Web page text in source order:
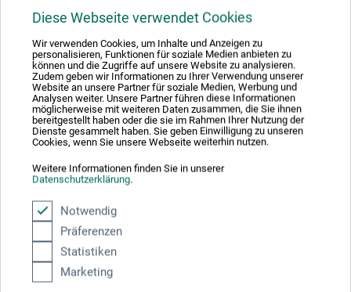
Diese Webseite verwendet Cookies
Wir verwenden Cookies, um Inhalte und Anzeigen zu
personalisieren, Funktionen für soziale Medien anbieten zu
können und die Zugriffe auf unsere Website zu analysieren.
Zudem geben wir Informationen zu Ihrer Verwendung unserer
Website an unsere Partner für soziale Medien, Werbung und
Analysen weiter. Unsere Partner führen diese Informationen
möglicherweise mit weiteren Daten zusammen, die Sie ihnen
bereitgestellt haben oder die sie im Rahmen Ihrer Nutzung der
Dienste gesammelt haben. Sie geben Einwilligung zu unseren
Cookies, wenn Sie unsere Webseite weiterhin nutzen.
Weitere Informationen finden Sie in unserer
Datenschutzerklärung.
Notwendig
Präferenzen
Statistiken
Marketing
Silikon-Vernetzer: Achtung! Flüssigkeit und Dampf
entzündbar. Gesundheitsschädlich bei Einatmen.
Verursacht schwere Augenreizung. Kann das
Immunsystem schädigen. Expositionsweg:
Verschlucken. Kann die Atemwege reizen.
Downloads
Hier finden Sie wichtige Dokumente und Dateien zu